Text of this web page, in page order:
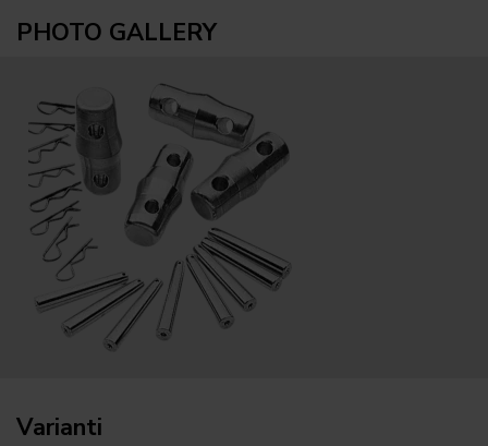
PHOTO GALLERY
Varianti